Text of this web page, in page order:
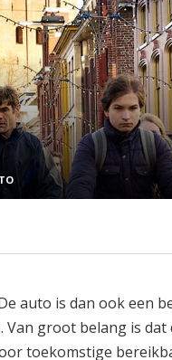
auto is dan ook een
groot belang is
toekomstige